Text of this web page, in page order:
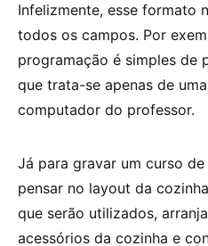
Infelizmente, esse formato
todos os campos. Por
programação é simples de
que trata-se apenas de
computador do professor.
Já para gravar um curso
pensar no layout da
que serão utilizados,
acessórios da cozinha e